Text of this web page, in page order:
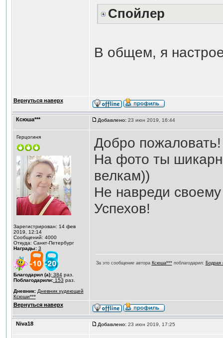
Спойлер
В общем, я
Вернуться наверх
Ксюша*** Добавлено:23 июн 2019, 16:44
Герцогиня
Зарегистрирован: 14 фев
2019, 12:14
Сообщений: 4000
Откуда: Санкт-Петербург
Награды: 3
Благодарил (а):384раз.
Поблагодарили:153 раз.
Дневник: Дневник худеющей
Ксюши***
Добро пожаловать!
На фото ты
велкам))
Не навреди
Успехов!
За это сообщение автора Ксюша***поблагодарил: Бодрая
Вернуться наверх
Niva18 Добавлено:23 июн 2019, 17:25